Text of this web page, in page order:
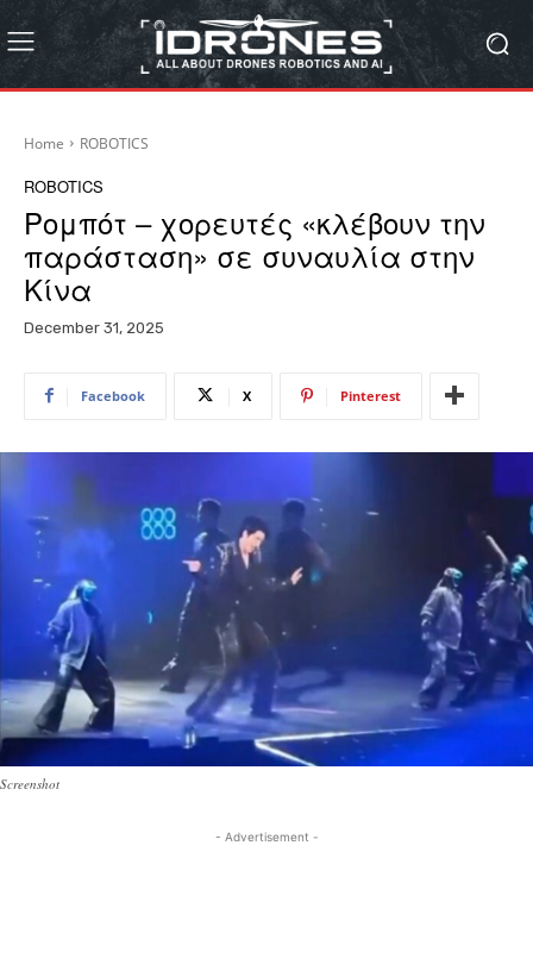
Home ROBOTICS
ROBOTICS
Ρομπότ – χορευτές «κλέβουν την
παράσταση» σε συναυλία στην
Κίνα
December 31, 2025
Facebook X Pinterest
Screenshot
- Advertisement -